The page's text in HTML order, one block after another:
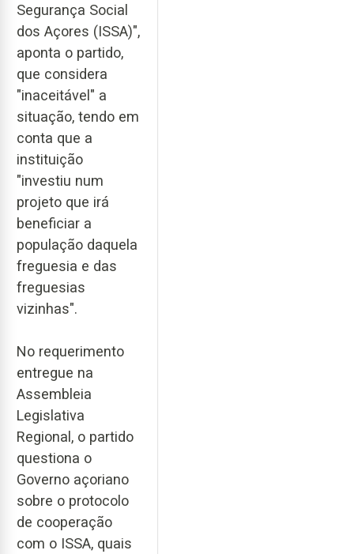
Segurança Social
dos Açores (ISSA)",
aponta o partido,
que considera
"inaceitável" a
situação, tendo em
conta que a
instituição
"investiu num
projeto que irá
beneficiar a
população daquela
freguesia e das
freguesias
vizinhas".
No requerimento
entregue na
Assembleia
Legislativa
Regional, o partido
questiona o
Governo açoriano
sobre o protocolo
de cooperação
com o ISSA, quais